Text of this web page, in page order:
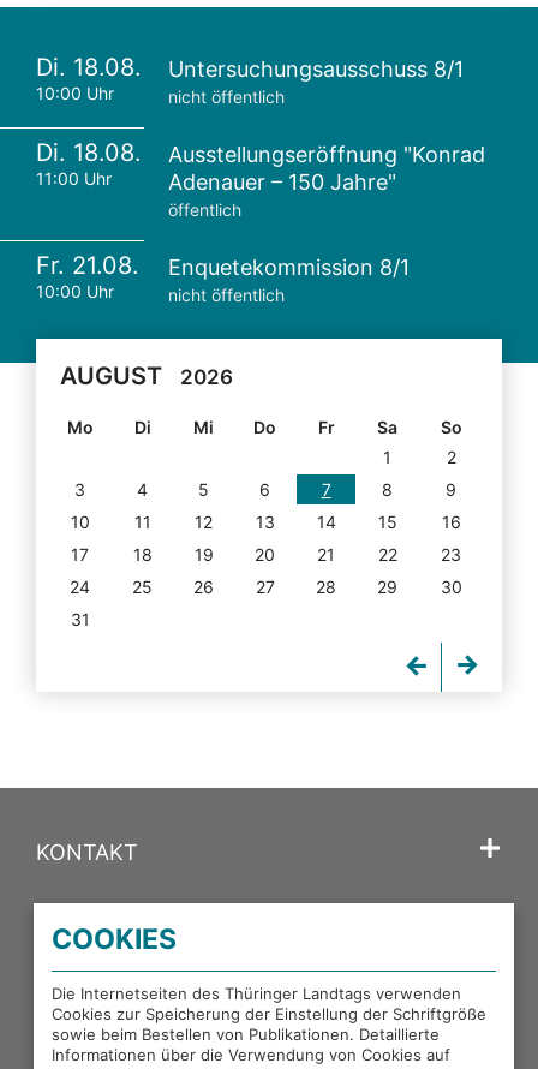
Di. 18.08.
10:00 Uhr
Untersuchungsausschuss 8/1
nicht öffentlich
Di. 18.08.
11:00 Uhr
Ausstellungseröffnung "Konrad
Adenauer – 150 Jahre"
öffentlich
Fr. 21.08.
10:00 Uhr
Enquetekommission 8/1
nicht öffentlich
AUGUST 2026
Mo Di Mi Do Fr Sa
So
1
2
3
4 5 6 7 8
9
10
11 12 13 14 15
16
17
18 19 20 21 22
23
24
25 26 27 28 29
30
31
KONTAKT
PORTALE DES THÜRINGER LANDTAGS
EXTERNE LINKS
COOKIES
Die Internetseiten des Thüringer Landtags verwenden
Cookies zur Speicherung der Einstellung der Schriftgröße
sowie beim Bestellen von Publikationen. Detaillierte
Informationen über die Verwendung von Cookies auf